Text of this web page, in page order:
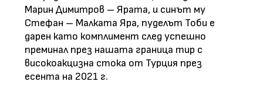
Марин Димитров – Ярата, и синът му
Стефан – Малката Яра, пуделът Тоби е
дарен като комплимент след успешно
преминал през нашата граница тир с
високоакцизна стока от Турция през
есента на 2021 г.